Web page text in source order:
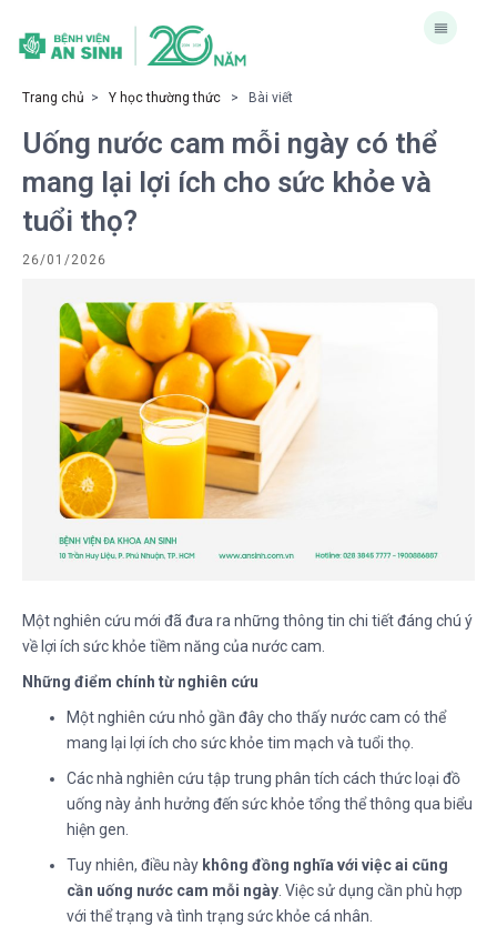
Trang chủ > Y học thường thức > Bài viết
Uống nước cam mỗi ngày có thể
mang lại lợi ích cho sức khỏe và
tuổi thọ?
26/01/2026
Một nghiên cứu mới đã đưa ra những thông tin chi tiết đáng chú ý
về lợi ích sức khỏe tiềm năng của nước cam.
Những điểm chính từ nghiên cứu
Một nghiên cứu nhỏ gần đây cho thấy nước cam có thể
mang lại lợi ích cho sức khỏe tim mạch và tuổi thọ.
Các nhà nghiên cứu tập trung phân tích cách thức loại đồ
uống này ảnh hưởng đến sức khỏe tổng thể thông qua biểu
hiện gen.
Tuy nhiên, điều này không đồng nghĩa với việc ai cũng
cần uống nước cam mỗi ngày . Việc sử dụng cần phù hợp
với thể trạng và tình trạng sức khỏe cá nhân.